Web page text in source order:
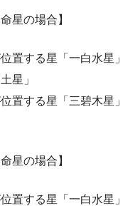
星の場合】
置する星「一白水星
星」
置する星「三碧木星
星の場合】
置する星「一白水星